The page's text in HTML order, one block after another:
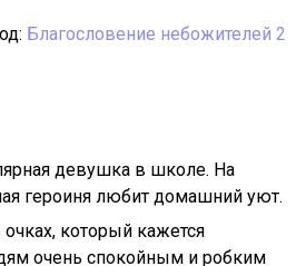
Благословение небожителей 2
девушка в школе. На
героиня любит домашний уют.
который кажется
очень спокойным и робким